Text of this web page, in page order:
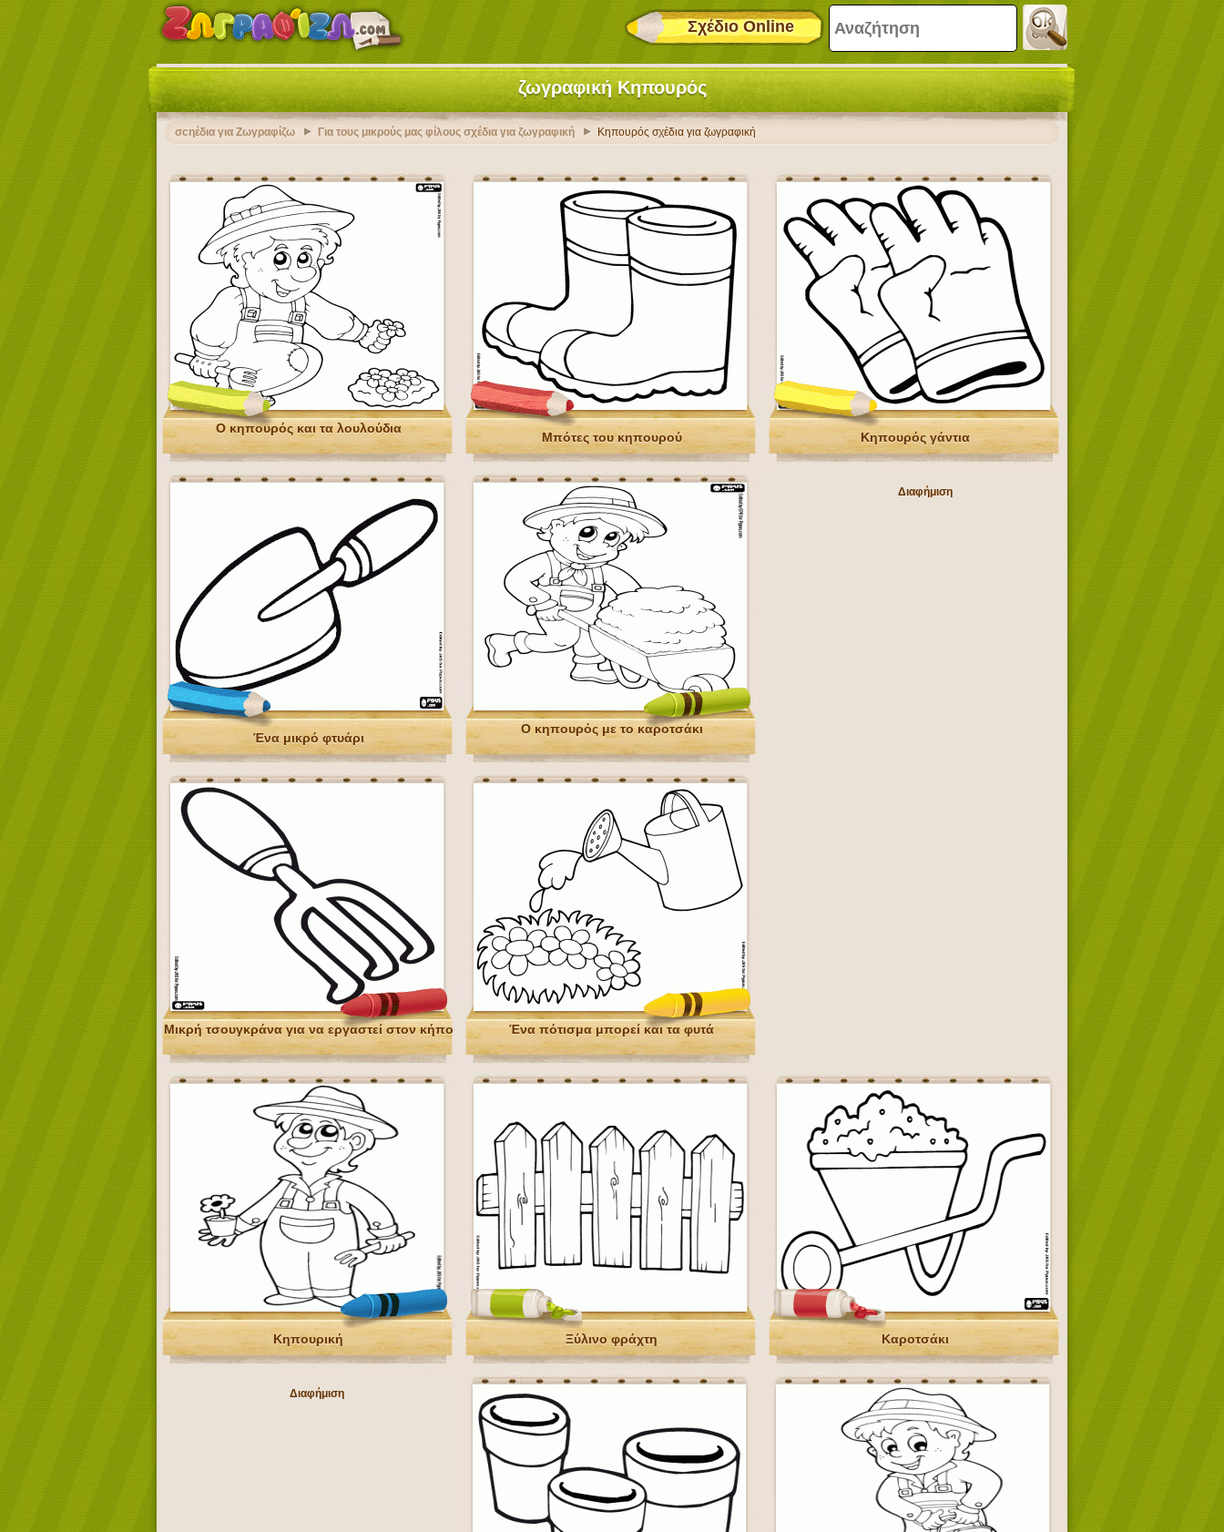
Σχέδιο Online
ζωγραφική Κηπουρός
σcηέδια για Ζωγραφίζω Για τους μικρούς μας φίλους σχέδια για ζωγραφική Κηπουρός σχέδια για ζωγραφική
Ο κηπουρός και τα λουλούδια
Μπότες του κηπουρού Κηπουρός γάντια
Ένα μικρό φτυάρι
Ο κηπουρός με το καροτσάκι
Διαφήμιση
Μικρή τσουγκράνα για να εργαστεί στον κήπο Ένα πότισμα μπορεί και τα φυτά
Κηπουρική Ξύλινο φράχτη Καροτσάκι
Διαφήμιση